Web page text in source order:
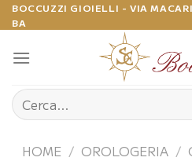
Salta
ai
contenuti
BOCCUZZI GIOIELLI - VIA
BA
Cerca:
HOME / OROLOGERIA /